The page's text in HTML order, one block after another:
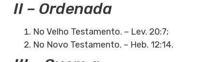
II – Ordenada
No Velho Testamento. – Lev. 20:7;
No Novo Testamento. – Heb. 12:14.